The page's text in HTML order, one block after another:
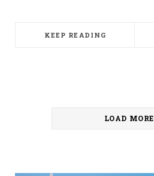
KEEP READING
LOAD MORE